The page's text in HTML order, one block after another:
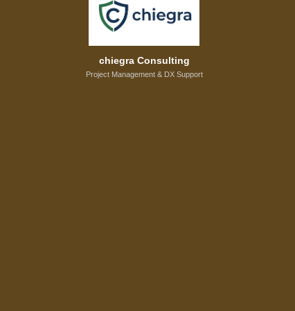
chiegra Consulting
Project Management & DX Support